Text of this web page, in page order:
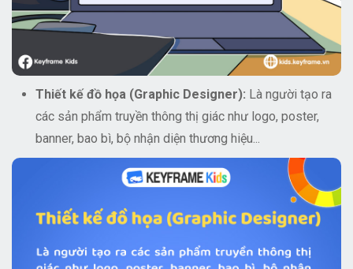
Thiết kế đồ họa (Graphic Designer): Là người tạo ra
các sản phẩm truyền thông thị giác như logo, poster,
banner, bao bì, bộ nhận diện thương hiệu...